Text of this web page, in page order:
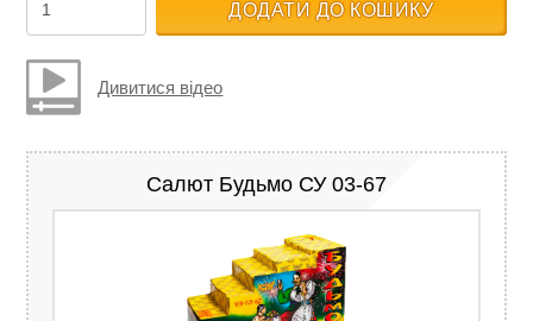
ДОДАТИ ДО КОШИКУ
Дивитися відео
Салют Будьмо СУ 03-67